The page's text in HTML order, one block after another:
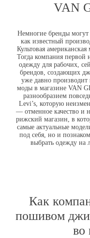
VAN
Немногие бренды могут
как известный
Культовая
Тогда компания
одежду для рабочих,
брендов, создающих
уже давно
моды в магазине VAN
разнообразием
Levi’s, которую
— отменное качество и
рижский магазин, в
самые актуальные
под себя, но и
выбрать одежду на
Как
пошивом
во